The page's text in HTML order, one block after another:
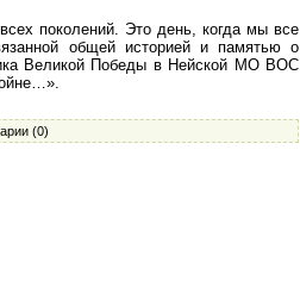
поколений. Это день, когда мы все
общей историей и памятью о
Великой Победы в Нейской МО ВОС
(0)